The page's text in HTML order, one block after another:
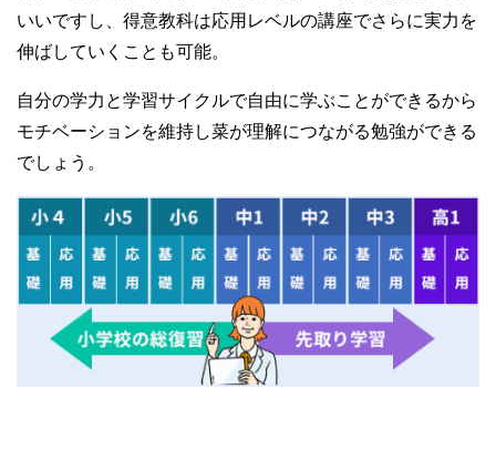
いいですし、得意教科は応用レベルの講座でさらに実力を
伸ばしていくことも可能。
自分の学力と学習サイクルで自由に学ぶことができるから
モチベーションを維持し菜が理解につながる勉強ができる
でしょう。